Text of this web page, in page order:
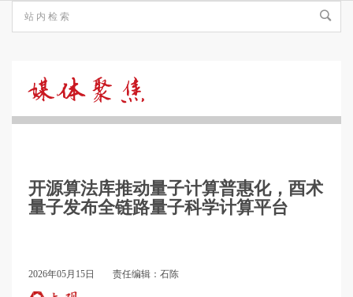
聚
开源算法库推动量子计算普惠化，酉术
量子发布全链路量子科学计算平台
2026年05月15日 责任编辑：石陈